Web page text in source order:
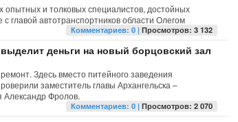
опытных и толковых специалистов, достойных
главой автотранспортников области Олегом
Комментариев: 0 |Просмотров: 3 132
деньги на новый борцовский зал
Здесь вместо питейного заведения
заместитель главы Архангельска –
Александр Фролов.
Комментариев: 0 |Просмотров: 2 070